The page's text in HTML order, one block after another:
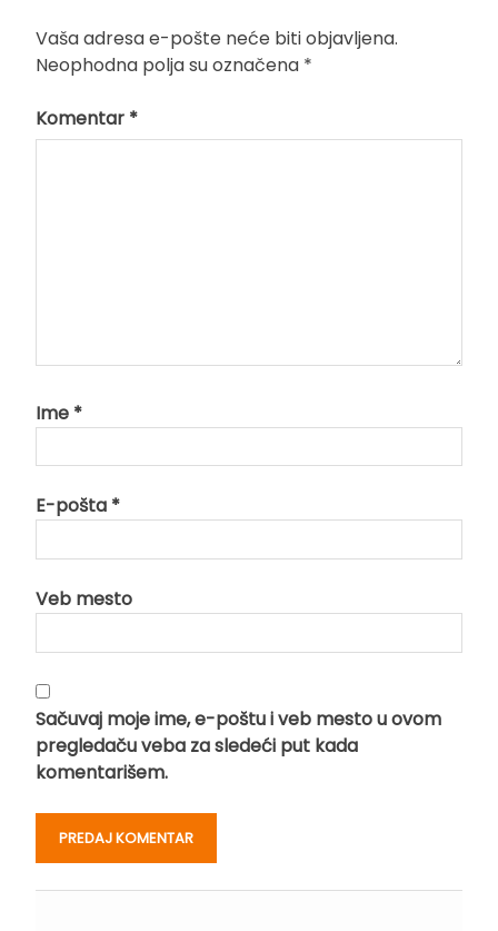
Vaša adresa e-pošte neće biti objavljena.
Neophodna polja su označena *
Komentar *
Ime *
E-pošta *
Veb mesto
Sačuvaj moje ime, e-poštu i veb mesto u ovom
pregledaču veba za sledeći put kada
komentarišem.